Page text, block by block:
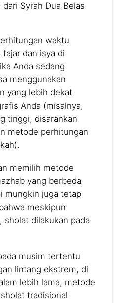
dari Syi’ah Dua Belas
waktu
dan isya di
Anda sedang
menggunakan
yang lebih dekat
Anda (misalnya,
tinggi, disarankan
metode perhitungan
memilih metode
yang berbeda
mungkin juga tetap
meskipun
sholat dilakukan pada
musim tertentu
lintang ekstrem, di
lebih lama, metode
tradisional